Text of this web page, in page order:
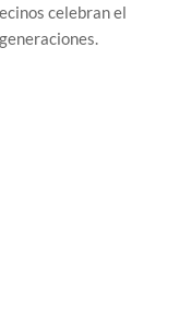
celebran el